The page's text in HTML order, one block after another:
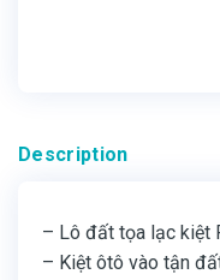
Description
– Lô đất tọa lạc kiệt
– Kiệt ôtô vào tận